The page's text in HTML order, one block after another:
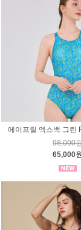
에이프릴 엑스백 그린
98,000
65,000